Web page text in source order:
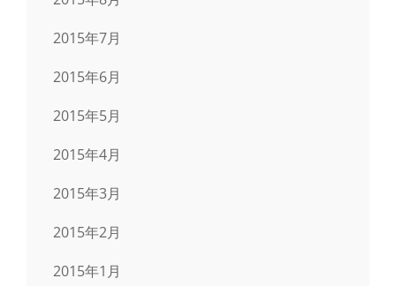
2015年7月
2015年6月
2015年5月
2015年4月
2015年3月
2015年2月
2015年1月